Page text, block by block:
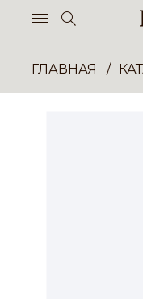
ГЛАВНАЯ